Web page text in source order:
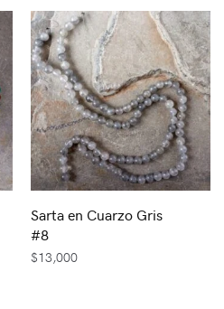
Sarta en Cuarzo Gris
#8
$13,000